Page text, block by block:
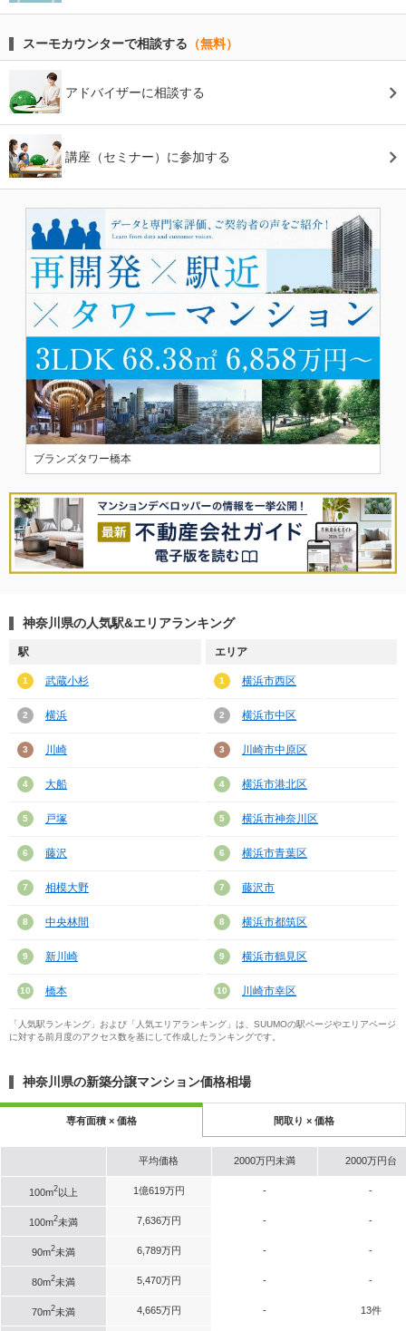
スーモカウンターで相談する （無料）
アドバイザーに相談する
講座（セミナー）に参加する
ブランズタワー橋本
神奈川県の人気駅&エリアランキング
駅 エリア
1 武蔵小杉 1 横浜市西区
2 横浜 2 横浜市中区
3 川崎 3 川崎市中原区
4 大船 4 横浜市港北区
5 戸塚 5 横浜市神奈川区
6 藤沢 6 横浜市青葉区
7 相模大野 7 藤沢市
8 中央林間 8 横浜市都筑区
9 新川崎 9 横浜市鶴見区
10 橋本 10 川崎市幸区
「人気駅ランキング」および「人気エリアランキング」は、SUUMOの駅ページやエリアページ
に対する前月度のアクセス数を基にして作成したランキングです。
神奈川県の新築分譲マンション価格相場
専有面積 × 価格 間取り × 価格
100m2以上
100m2未満
90m2未満
80m2未満
70m2未満
平均価格 2000万円未満 2000万円台
1億619万円 - -
7,636万円 - -
6,789万円 - -
5,470万円 - -
4,665万円 - 13件